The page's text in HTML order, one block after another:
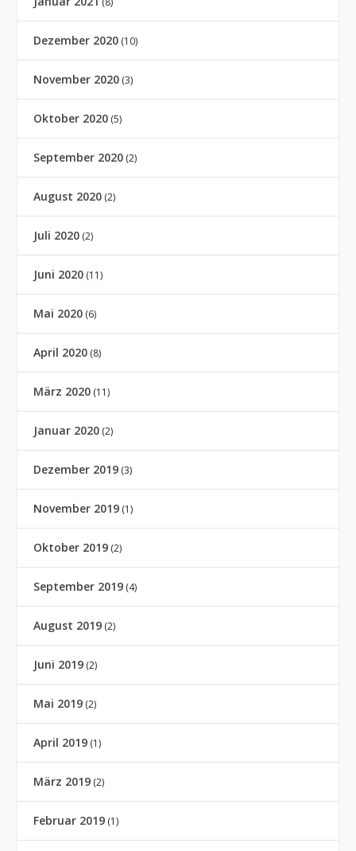
Dezember 2020 (10)
November 2020 (3)
Oktober 2020 (5)
September 2020 (2)
August 2020 (2)
Juli 2020 (2)
Juni 2020 (11)
Mai 2020 (6)
April 2020 (8)
März 2020 (11)
Januar 2020 (2)
Dezember 2019 (3)
November 2019 (1)
Oktober 2019 (2)
September 2019 (4)
August 2019 (2)
Juni 2019 (2)
Mai 2019 (2)
April 2019 (1)
März 2019 (2)
Februar 2019 (1)